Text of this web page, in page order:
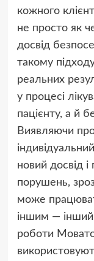
кожного
не просто як
досвід
такому
реальних
у процесі
пацієнту, а й
Виявляючи
новий досвід і
порушень,
може
іншим — інший.
роботи